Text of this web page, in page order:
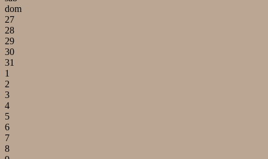
dom
27
28
29
30
31
1
2
3
4
5
6
7
8